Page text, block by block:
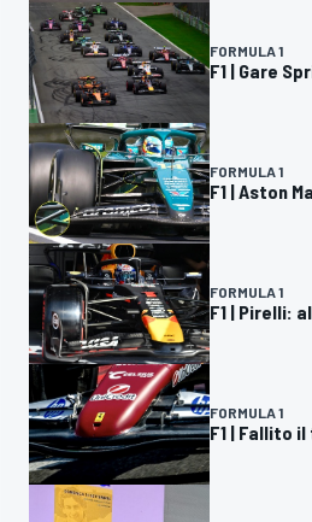
RALLY
FORMULA 1
F1 | Gare
FORMULA 1
F1 | Aston
FORMULA 1
F1 | Pirelli:
FORMULA 1
F1 | Fallito